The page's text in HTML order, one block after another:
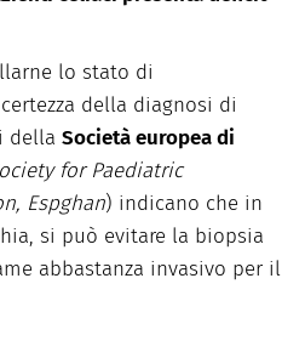
lo stato di
della diagnosi di
della Società europea di
for Paediatric
Espghan) indicano che in
si può evitare la biopsia
abbastanza invasivo per il